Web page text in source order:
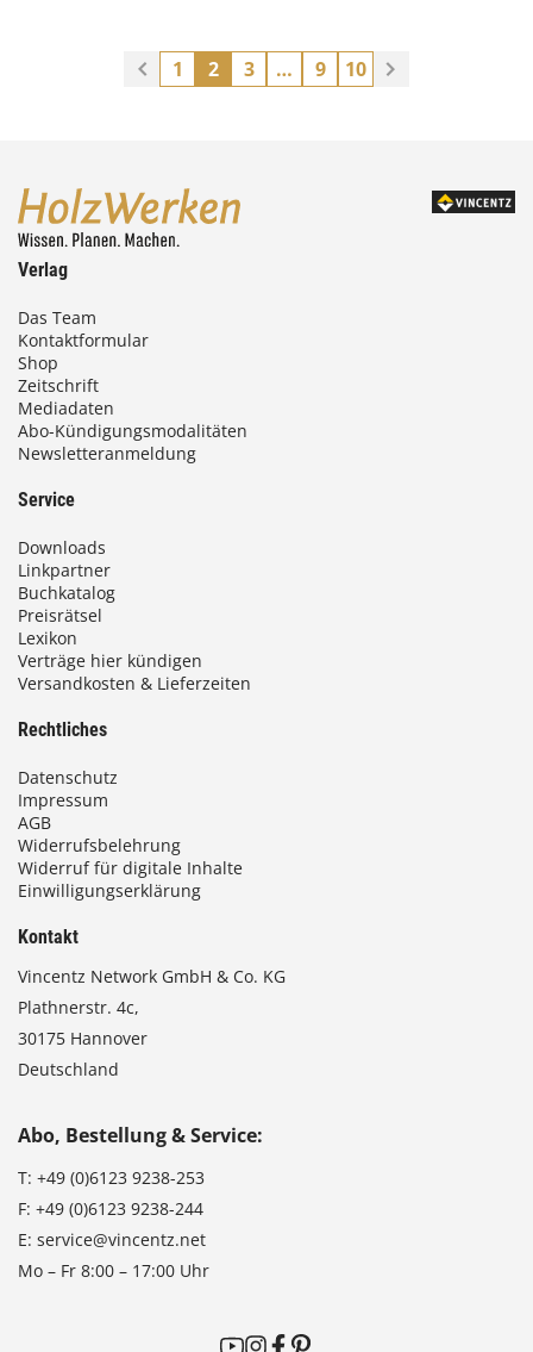
1 2 3 … 9 10
Verlag
Das Team
Kontaktformular
Shop
Zeitschrift
Mediadaten
Abo-Kündigungsmodalitäten
Newsletteranmeldung
Service
Downloads
Linkpartner
Buchkatalog
Preisrätsel
Lexikon
Verträge hier kündigen
Versandkosten & Lieferzeiten
Rechtliches
Datenschutz
Impressum
AGB
Widerrufsbelehrung
Widerruf für digitale Inhalte
Einwilligungserklärung
Kontakt
Vincentz Network GmbH & Co. KG
Plathnerstr. 4c,
30175 Hannover
Deutschland
Abo, Bestellung & Service:
T: +49 (0)6123 9238-253
F: +49 (0)6123 9238-244
E: service@vincentz.net
Mo – Fr 8:00 – 17:00 Uhr